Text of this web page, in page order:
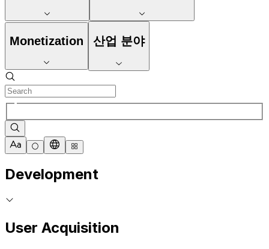
Monetization 산업 분야
Development
User Acquisition